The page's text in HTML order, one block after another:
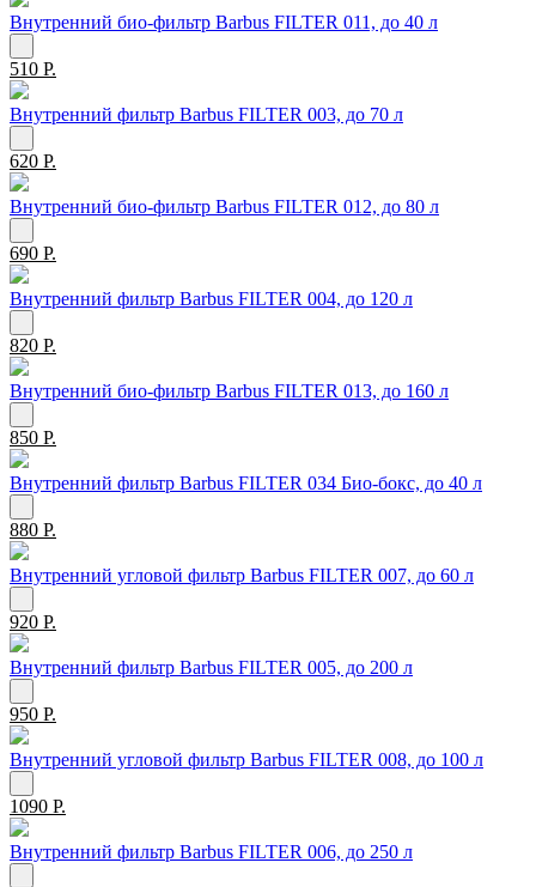
Внутренний био-фильтр Barbus FILTER 011, до 40 л
510 Р.
Внутренний фильтр Barbus FILTER 003, до 70 л
620 Р.
Внутренний био-фильтр Barbus FILTER 012, до 80 л
690 Р.
Внутренний фильтр Barbus FILTER 004, до 120 л
820 Р.
Внутренний био-фильтр Barbus FILTER 013, до 160 л
850 Р.
Внутренний фильтр Barbus FILTER 034 Био-бокс, до 40 л
880 Р.
Внутренний угловой фильтр Barbus FILTER 007, до 60 л
920 Р.
Внутренний фильтр Barbus FILTER 005, до 200 л
950 Р.
Внутренний угловой фильтр Barbus FILTER 008, до 100 л
1090 Р.
Внутренний фильтр Barbus FILTER 006, до 250 л